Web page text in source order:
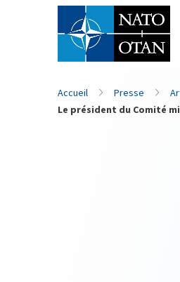
Nom de famille*
Accueil Presse
Le président du Comité